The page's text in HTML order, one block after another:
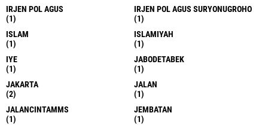
IRJEN POL AGUS
(1)
IRJEN POL AGUS SURYONUGROHO
(1)
ISLAM
(1)
ISLAMIYAH
(1)
IYE
(1)
JABODETABEK
(1)
JAKARTA
(2)
JALAN
(1)
JALANCINTAMMS
(1)
JEMBATAN
(1)